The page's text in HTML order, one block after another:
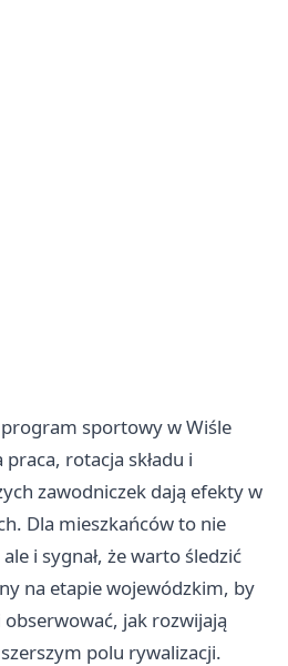
sportowy w Wiśle
praca, rotacja składu i
zawodniczek dają efekty w
Dla mieszkańców to nie
i sygnał, że warto śledzić
na etapie wojewódzkim, by
jak rozwijają
polu rywalizacji.